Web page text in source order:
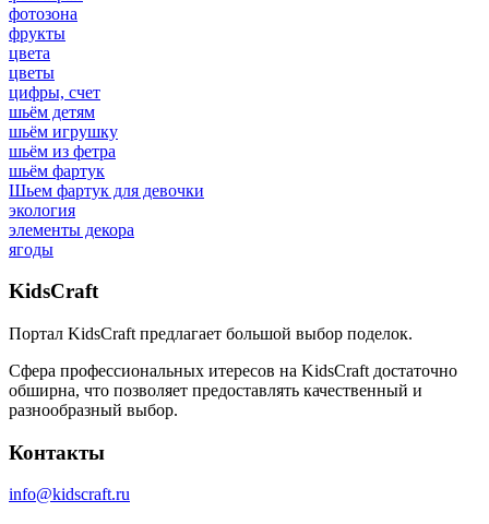
фотозона
фрукты
цвета
цветы
цифры, счет
шьём детям
шьём игрушку
шьём из фетра
шьём фартук
Шьем фартук для девочки
экология
элементы декора
ягоды
KidsCraft
Портал KidsCraft предлагает большой выбор поделок.
Сфера профессиональных итересов на KidsCraft достаточно
обширна, что позволяет предоставлять качественный и
разнообразный выбор.
Контакты
info@kidscraft.ru